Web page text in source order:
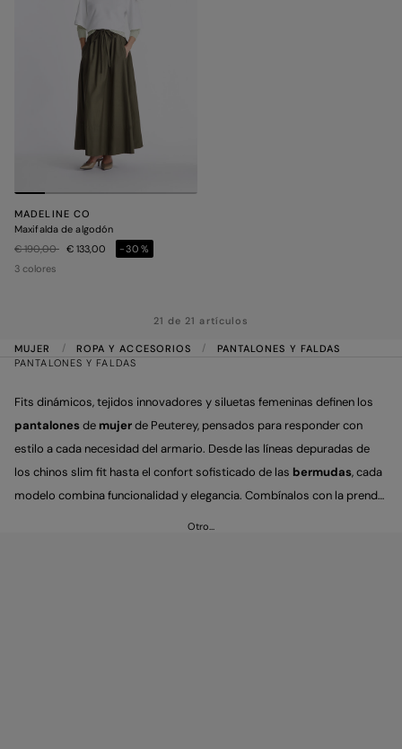
MADELINE CO
Maxifalda de algodón
Precio rebajado de
€ 190,00a € 133,00
-30%
3 colores
21 de 21 artículos
MUJER ROPA Y ACCESORIOS
PANTALONES Y FALDAS
PANTALONES Y FALDAS
Fits dinámicos, tejidos innovadores y siluetas femeninas definen los
pantalonesde mujerde Peuterey, pensados para responder con
estilo a cada necesidad del armario. Desde las líneas depuradas de
los chinos slim fit hasta el confort sofisticado de las bermudas, cada
modelo combina funcionalidad y elegancia. Combínalos con la prenda
Otro…